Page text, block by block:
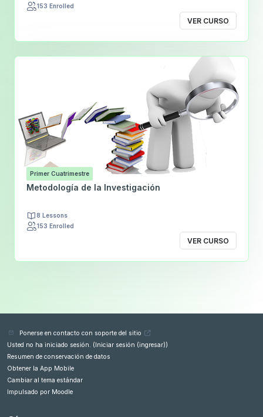
153 Enrolled
VER CURSO
Primer Cuatrimestre
Metodología de la Investigación
8 Lessons
153 Enrolled
VER CURSO
Ponerse en contacto con soporte del sitio
Usted no ha iniciado sesión. ( Iniciar sesión (ingresar))
Resumen de conservación de datos
Obtener la App Mobile
Cambiar al tema estándar
Impulsado por Moodle